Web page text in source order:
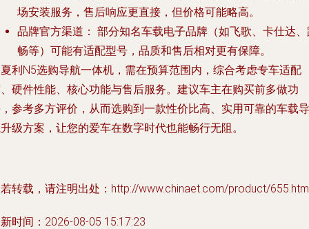
场安装服务，售后响应更直接，但价格可能略高。
品牌官方渠道： 部分知名车载电子品牌（如飞歌、卡仕达
畅等）可能有适配型号，品质和售后相对更有保障。
利N5选购导航一体机，需在预算范围内，综合考虑专车适配
硬件性能、核心功能与售后服务。建议车主在购买前多做功
参考多方评价，从而选购到一款性价比高、实用可靠的车载导
级方案，让您的爱车在数字时代也能畅行无阻。
转载，请注明出处：http://www.chinaet.com/product/
时间：2026-08-05 15:17:23